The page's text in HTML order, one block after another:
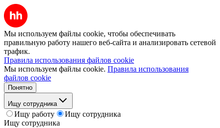
Мы используем файлы cookie, чтобы обеспечивать
правильную работу нашего веб-сайта и анализировать сетевой
трафик.
Правила использования файлов cookie
Мы используем файлы cookie. Правила использования
файлов cookie
Понятно
Ищу сотрудника
Ищу работу
Ищу сотрудника
Ищу сотрудника